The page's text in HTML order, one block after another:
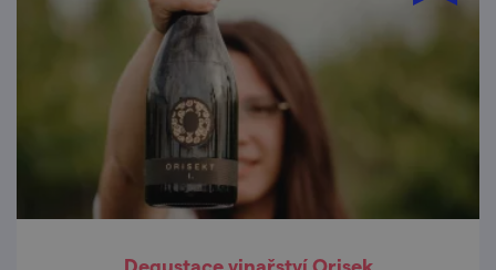
Degustace vinařství Orisek